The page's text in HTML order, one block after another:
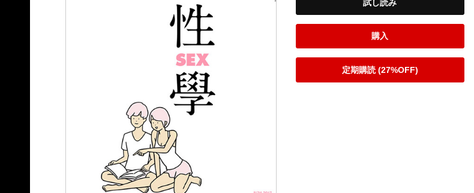
試し読み
購入
定期購読 (27%OFF)